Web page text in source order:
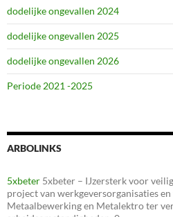
dodelijke ongevallen 2024
dodelijke ongevallen 2025
dodelijke ongevallen 2026
Periode 2021 -2025
ARBOLINKS
5xbeter 5xbeter – IJzersterk voor
project van werkgeversorganisaties
Metaalbewerking en Metalektro ter